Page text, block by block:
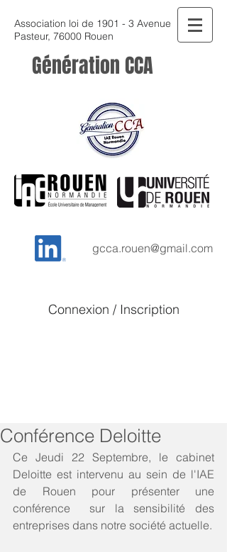
Association loi de 1901 - 3 Avenue
Pasteur, 76000 Rouen
Génération CCA
gcca.rouen@gmail.com
Connexion / Inscription
Conférence Deloitte
Ce Jeudi 22 Septembre, le cabinet
Deloitte est intervenu au sein de l'IAE
de Rouen pour présenter une
conférence  sur la sensibilité des